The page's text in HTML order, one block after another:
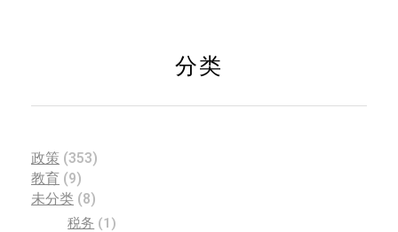
分类
政策 (353)
教育 (9)
未分类 (8)
税务 (1)